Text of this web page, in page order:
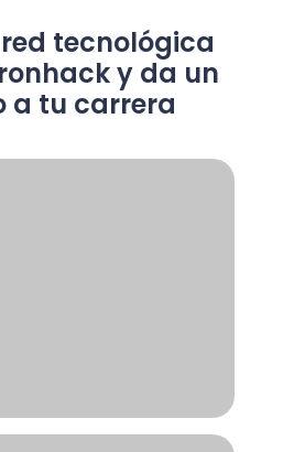
tecnológica
y da un
a tu carrera